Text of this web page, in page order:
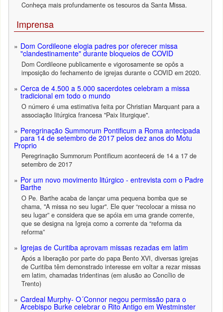
Conheça mais profundamente os tesouros da Santa Missa.
Imprensa
Dom Cordileone elogia padres por oferecer missa
"clandestinamente" durante bloqueios de COVID
Dom Cordileone publicamente e vigorosamente se opôs a
imposição do fechamento de igrejas durante o COVID em 2020.
Cerca de 4.500 a 5.000 sacerdotes celebram a missa
tradicional em todo o mundo
O número é uma estimativa feita por Christian Marquant para a
associação litúrgica francesa "Paix liturgique".
Peregrinação Summorum Pontificum a Roma antecipada
para 14 de setembro de 2017 pelos dez anos do Motu
Proprio
Peregrinação Summorum Pontificum acontecerá de 14 a 17 de
setembro de 2017
Por um novo movimento litúrgico - entrevista com o Padre
Barthe
O Pe. Barthe acaba de lançar uma pequena bomba que se
chama, "A missa no seu lugar". Ele quer “recolocar a missa no
seu lugar” e considera que se apóia em uma grande corrente,
que se designa na Igreja como a corrente da “reforma da
reforma”
Igrejas de Curitiba aprovam missas rezadas em latim
Após a liberação por parte do papa Bento XVI, diversas igrejas
de Curitiba têm demonstrado interesse em voltar a rezar missas
em latim, chamadas tridentinas (em alusão ao Concílio de
Trento)
Cardeal Murphy- O´Connor negou permissão para o
Arcebispo Burke celebrar o Rito Antigo em Westminster